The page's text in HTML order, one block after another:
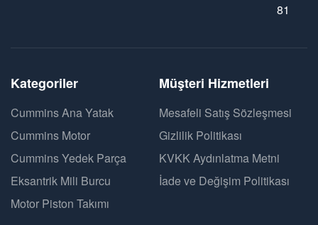
81
Kategoriler
Cummins Ana Yatak
Cummins Motor
Cummins Yedek Parça
Eksantrik Mili Burcu
Motor Piston Takımı
Müşteri Hizmetleri
Mesafeli Satış Sözleşmesi
Gizlilik Politikası
KVKK Aydınlatma Metni
İade ve Değişim Politikası